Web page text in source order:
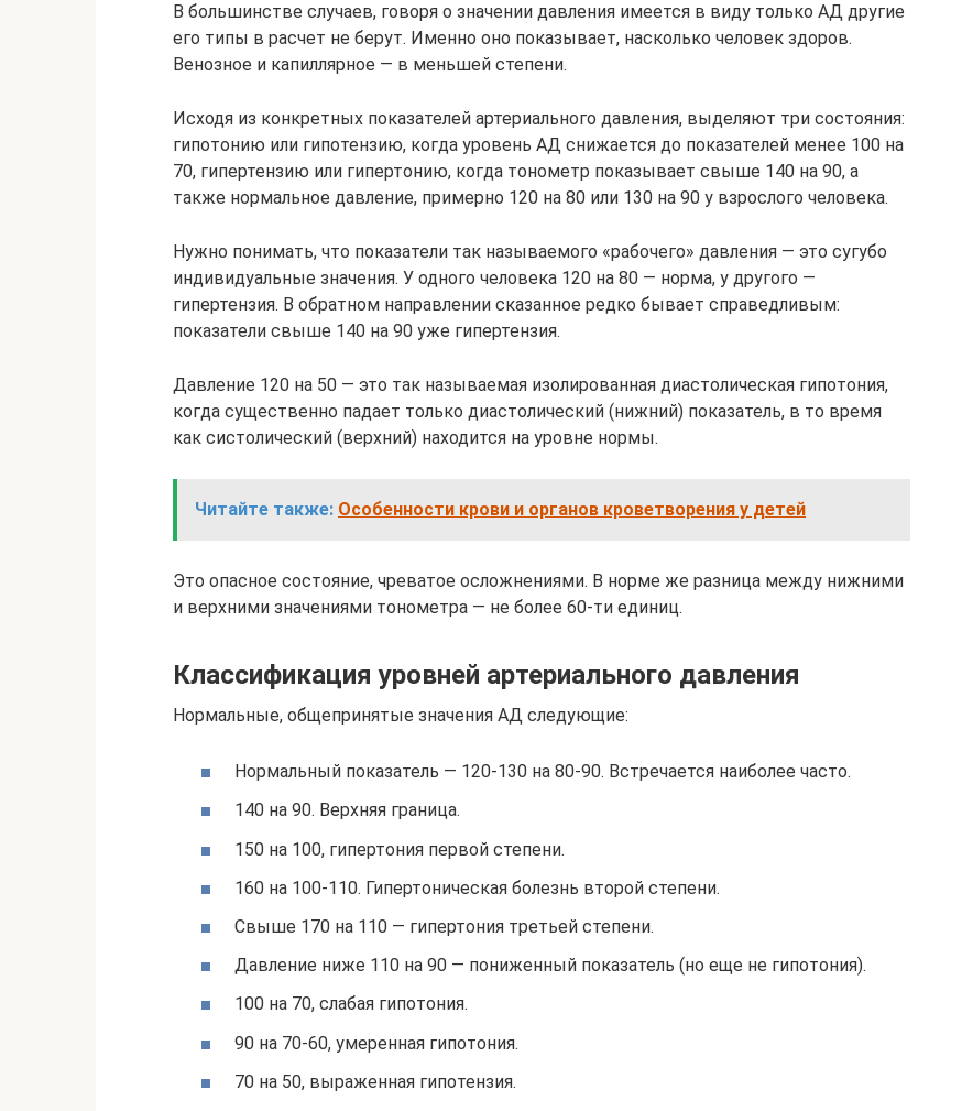
В большинстве случаев, говоря о значении давления имеется в виду только АД другие
его типы в расчет не берут. Именно оно показывает, насколько человек здоров.
Венозное и капиллярное — в меньшей степени.
Исходя из конкретных показателей артериального давления, выделяют три состояния:
гипотонию или гипотензию, когда уровень АД снижается до показателей менее 100 на
70, гипертензию или гипертонию, когда тонометр показывает свыше 140 на 90, а
также нормальное давление, примерно 120 на 80 или 130 на 90 у взрослого человека.
Нужно понимать, что показатели так называемого «рабочего» давления — это сугубо
индивидуальные значения. У одного человека 120 на 80 — норма, у другого —
гипертензия. В обратном направлении сказанное редко бывает справедливым:
показатели свыше 140 на 90 уже гипертензия.
Давление 120 на 50 — это так называемая изолированная диастолическая гипотония,
когда существенно падает только диастолический (нижний) показатель, в то время
как систолический (верхний) находится на уровне нормы.
Читайте также: Особенности крови и органов кроветворения у детей
Это опасное состояние, чреватое осложнениями. В норме же разница между нижними
и верхними значениями тонометра — не более 60-ти единиц.
Классификация уровней артериального давления
Нормальные, общепринятые значения АД следующие:
Нормальный показатель — 120-130 на 80-90. Встречается наиболее часто.
140 на 90. Верхняя граница.
150 на 100, гипертония первой степени.
160 на 100-110. Гипертоническая болезнь второй степени.
Свыше 170 на 110 — гипертония третьей степени.
Давление ниже 110 на 90 — пониженный показатель (но еще не гипотония).
100 на 70, слабая гипотония.
90 на 70-60, умеренная гипотония.
70 на 50, выраженная гипотензия.